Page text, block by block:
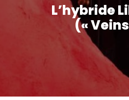
L’hybride
(«